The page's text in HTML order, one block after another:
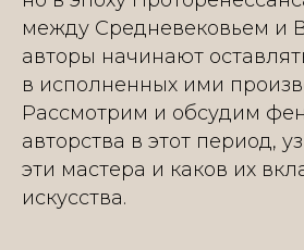
между Средневековьем и
авторы начинают
в исполненных ими
Рассмотрим и обсудим
авторства в этот период,
эти мастера и каков их
искусства.